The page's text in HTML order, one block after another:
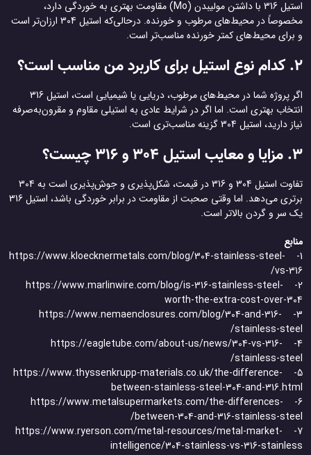
استیل 316 با داشتن مولیبدن (Mo) مقاومت بهتری به خوردگی دارد،
مخصوصاً در محیط‌های مرطوب و خورنده. درحالی‌که استیل 304 ارزان‌تر است
و برای محیط‌های کمتر خورنده مناسب‌تر است.
2. کدام نوع استیل برای کاربرد من مناسب است؟
اگر پروژه شما در محیط‌های مرطوب، دریایی یا شیمیایی است، استیل 316
انتخاب بهتری است. اما اگر در شرایط عادی به استیلی مقاوم و مقرون‌به‌صرفه
نیاز دارید، استیل 304 گزینه مناسب‌تری است.
3. مزایا و معایب استیل 304 و 316 چیست؟
تفاوت استیل 304 و 316 در قیمت، شکل‌پذیری و جوش‌پذیری است به 304
برتری می‌دهد. اما وقتی صحبت از مقاومت در برابر خوردگی باشد، استیل 316
یک سر و گردن بالاتر است.
منابع
1- https://www.kloecknermetals.com/blog/304-stainless-steel-
vs-316/
2- https://www.marlinwire.com/blog/is-316-stainless-steel-
worth-the-extra-cost-over-304
3- https://www.nemaenclosures.com/blog/304-and-316-
stainless-steel/
4- https://eagletube.com/about-us/news/304-vs-316-
stainless-steel/
5- https://www.thyssenkrupp-materials.co.uk/the-difference-
between-stainless-steel-304-and-316.html
6- https://www.metalsupermarkets.com/the-differences-
between-304-and-316-stainless-steel/
7- https://www.ryerson.com/metal-resources/metal-market-
intelligence/304-stainless-vs-316-stainless